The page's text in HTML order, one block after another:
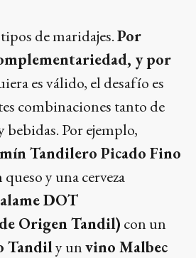
de maridajes.Por
y por
es válido, el desafío es
combinaciones tanto de
bebidas. Por ejemplo,
Tandilero Picado Fino
y una cerveza
DOT
Origen Tandil) con un
Tandily unvino Malbec